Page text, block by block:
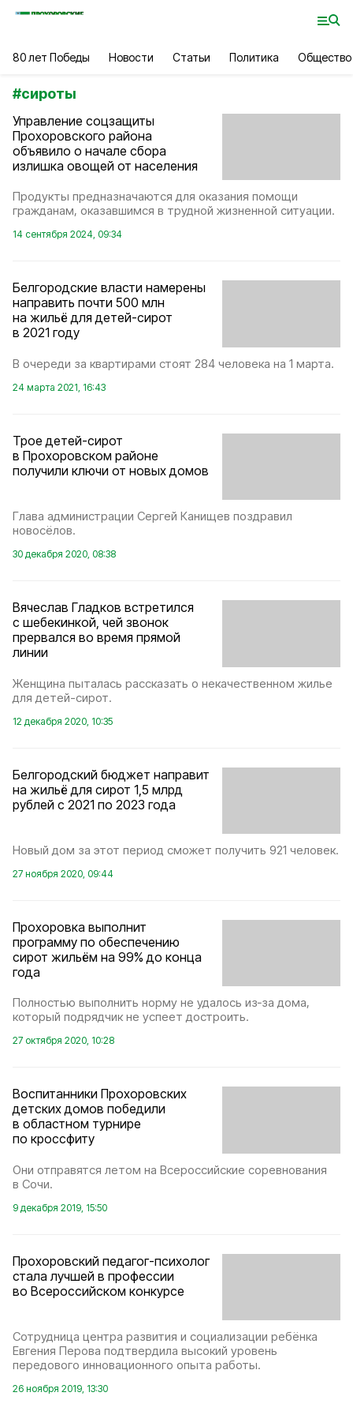
80 лет Победы Новости Статьи Политика Общество
#сироты
Управление соцзащиты
Прохоровского района
объявило о начале сбора
излишка овощей от населения
Продукты предназначаются для оказания помощи
гражданам, оказавшимся в трудной жизненной ситуации.
14 сентября 2024, 09:34
Белгородские власти намерены
направить почти 500 млн
на жильё для детей-сирот
в 2021 году
В очереди за квартирами стоят 284 человека на 1 марта.
24 марта 2021, 16:43
Трое детей-сирот
в Прохоровском районе
получили ключи от новых домов
Глава администрации Сергей Канищев поздравил
новосёлов.
30 декабря 2020, 08:38
Вячеслав Гладков встретился
с шебекинкой, чей звонок
прервался во время прямой
линии
Женщина пыталась рассказать о некачественном жилье
для детей-сирот.
12 декабря 2020, 10:35
Белгородский бюджет направит
на жильё для сирот 1,5 млрд
рублей с 2021 по 2023 года
Новый дом за этот период сможет получить 921 человек.
27 ноября 2020, 09:44
Прохоровка выполнит
программу по обеспечению
сирот жильём на 99% до конца
года
Полностью выполнить норму не удалось из‑за дома,
который подрядчик не успеет достроить.
27 октября 2020, 10:28
Воспитанники Прохоровских
детских домов победили
в областном турнире
по кроссфиту
Они отправятся летом на Всероссийские соревнования
в Сочи.
9 декабря 2019, 15:50
Прохоровский педагог-психолог
стала лучшей в профессии
во Всероссийском конкурсе
Сотрудница центра развития и социализации ребёнка
Евгения Перова подтвердила высокий уровень
передового инновационного опыта работы.
26 ноября 2019, 13:30